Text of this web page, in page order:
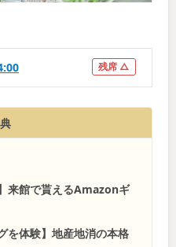
残席 △
来館で貰えるAmazonギ
を体験】地産地消の本格